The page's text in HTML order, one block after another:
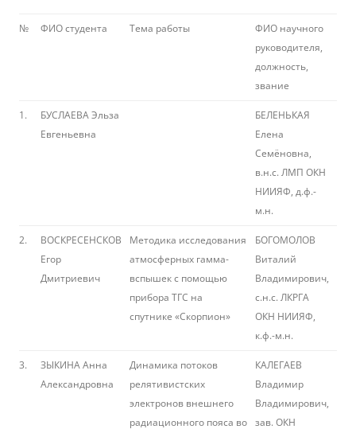
№ ФИО студента Тема работы
ФИО научного
руководителя,
должность,
звание
1.
БУСЛАЕВА Эльза
Евгеньевна
БЕЛЕНЬКАЯ
Елена
Семёновна,
в.н.с. ЛМП ОКН
НИИЯФ, д.ф.-
м.н.
2.
ВОСКРЕСЕНСКОВ
Егор
Дмитриевич
Методика исследования
атмосферных гамма-
вспышек с помощью
прибора ТГС на
спутнике «Скорпион»
БОГОМОЛОВ
Виталий
Владимирович,
с.н.с. ЛКРГА
ОКН НИИЯФ,
к.ф.-м.н.
3.
ЗЫКИНА Анна
Александровна
Динамика потоков
релятивистских
электронов внешнего
радиационного пояса во
КАЛЕГАЕВ
Владимир
Владимирович,
зав. ОКН